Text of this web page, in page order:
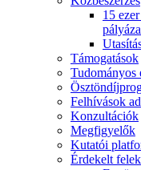
15
Támogatások
Tudományos
Felhívások
Konzultációk
Megfigyelők
Kutatói
Érdekelt felek